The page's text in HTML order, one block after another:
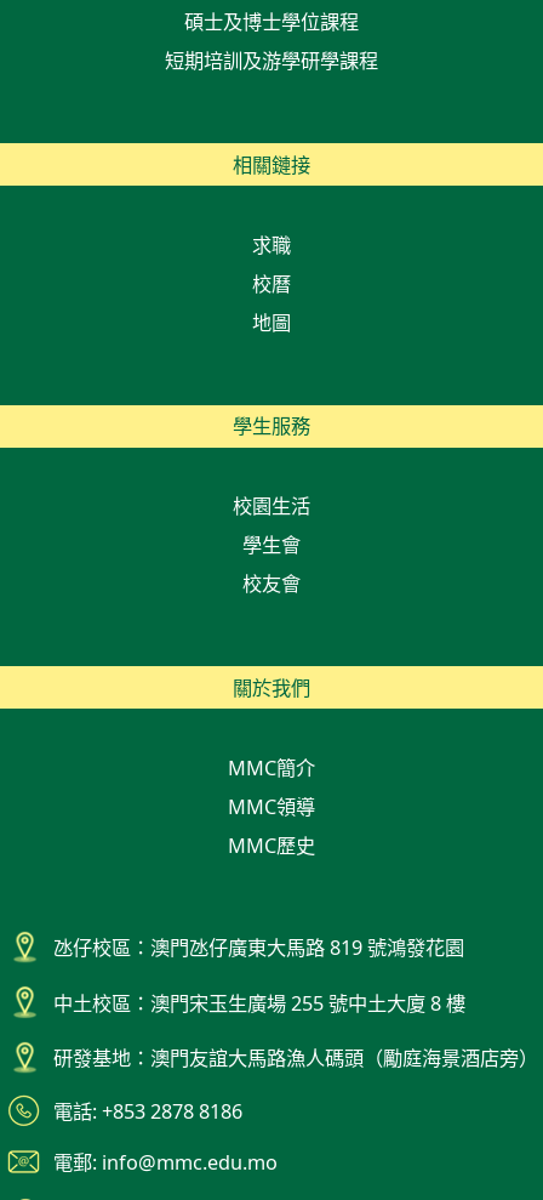
碩士及博士學位課程
短期培訓及游學研學課程
相關鏈接
求職
校曆
地圖
學生服務
校園生活
學生會
校友會
關於我們
MMC簡介
MMC領導
MMC歷史
氹仔校區：澳門氹仔廣東大馬路 819 號鴻發花園
中土校區：澳門宋玉生廣場 255 號中土大廈 8 樓
研發基地：澳門友誼大馬路漁人碼頭（勵庭海景酒店旁）
電話: +853 2878 8186
電郵: info@mmc.edu.mo